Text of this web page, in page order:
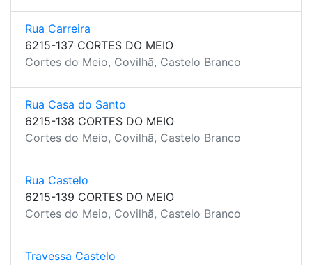
Rua Carreira
6215-137 CORTES DO MEIO
Cortes do Meio, Covilhã, Castelo Branco
Rua Casa do Santo
6215-138 CORTES DO MEIO
Cortes do Meio, Covilhã, Castelo Branco
Rua Castelo
6215-139 CORTES DO MEIO
Cortes do Meio, Covilhã, Castelo Branco
Travessa Castelo